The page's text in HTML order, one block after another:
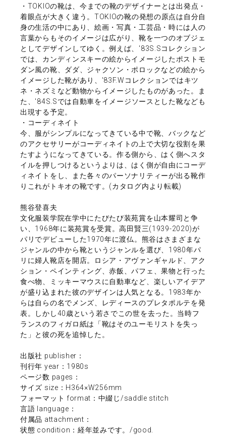
・TOKIOの靴は、今までの靴のデザイナーとは出発点・
着眼点が大きく違う。TOKIOの靴の発想の原点は自分自
身の生活の中にあり、絵画・写真・工芸品・時には人の
言葉からもそのイメージは広がり、靴を一つのオブジェ
としてデザインしてゆく。例えば、'83S.Sコレクション
では、カンディンスキーの絵からイメージしたポストモ
ダン風の靴、ダダ、ジャクソン・ポロックなどの絵から
イメージした靴があり、'83F.Wコレクションではキツ
ネ・ネズミなど動物からイメージしたものがあった。ま
た、'84S.Sでは自動車をイメージソースとした靴なども
出現する予定。
・コーディネイト
今、服がシンプルになってきている中で靴、バックなど
のアクセサリーがコーディネイトの上で大切な役割を果
たすようになってきている。作る側から、はく側へスタ
イルを押しつけるというよりは、はく側が自由にコーデ
ィネイトをし、また各々のパーソナリティーが出る靴作
りこれがトキオの靴です。(カタログ内より転載)
熊谷登喜夫
文化服装学院在学中にたびたび装苑賞を山本耀司と争
い、1968年に装苑賞を受賞。高田賢三(1939-2020)が
パリでデビューした1970年に渡仏。熊谷はさまざまな
ジャンルの中から靴というジャンルを選び、1980年パ
リに婦人靴店を開店。ロシア・アヴァンギャルド、アク
ション・ペインティング、赤飯、パフェ、果物と行った
食べ物、ミッキーマウスに自動車など、楽しいアイデア
が盛り込まれた彼のデザインは人気となる。1983年か
らは自らの名でメンズ、レディースのプレタポルテを発
表。しかし40歳という若さでこの世を去った。当時フ
ランスのフィガロ紙は「靴はそのユーモリストを失っ
た」と彼の死を追悼した。
出版社 publisher：
刊行年 year：1980s
ページ数 pages：
サイズ size：H364×W256mm
フォーマット format：中綴じ/saddle stitch
言語 language：
付属品 attachment：
状態 condition：経年並みです。/good.